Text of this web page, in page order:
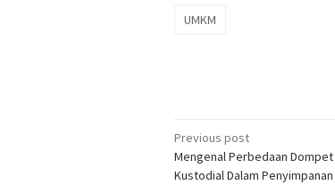
UMKM
Post
navigation
Previous post
Mengenal Perbedaan Dompet
Kustodial Dalam